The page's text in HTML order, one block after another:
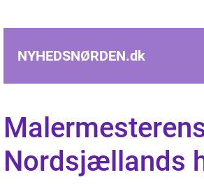
NYHEDSNØRDEN.dk
Nordsjællands